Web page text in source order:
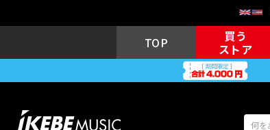
TOP
買う
ストア